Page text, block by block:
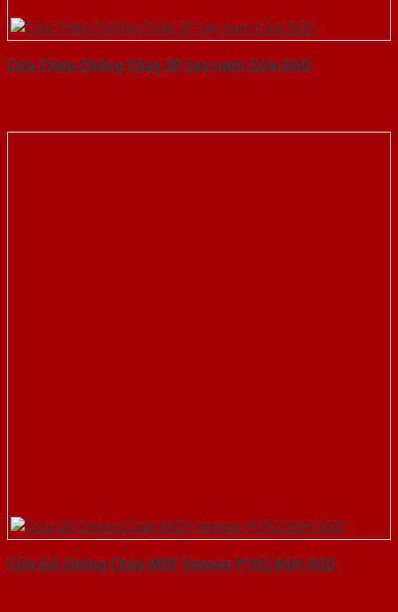
Cửa Thép Chống Cháy 2P tay nam Cửa-SGD
Cửa Gỗ Chống Cháy MDF Veneer P1R2 ASH-SGD